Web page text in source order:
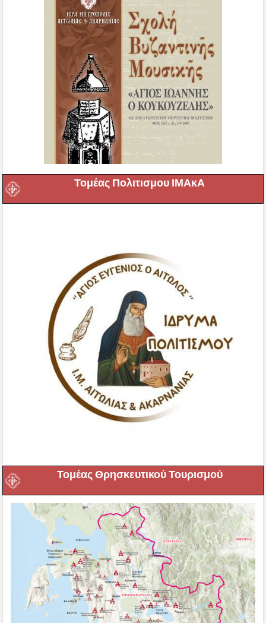
Τομέας Πολιτισμου ΙΜΑκΑ
Τομέας Θρησκευτικού Τουρισμού